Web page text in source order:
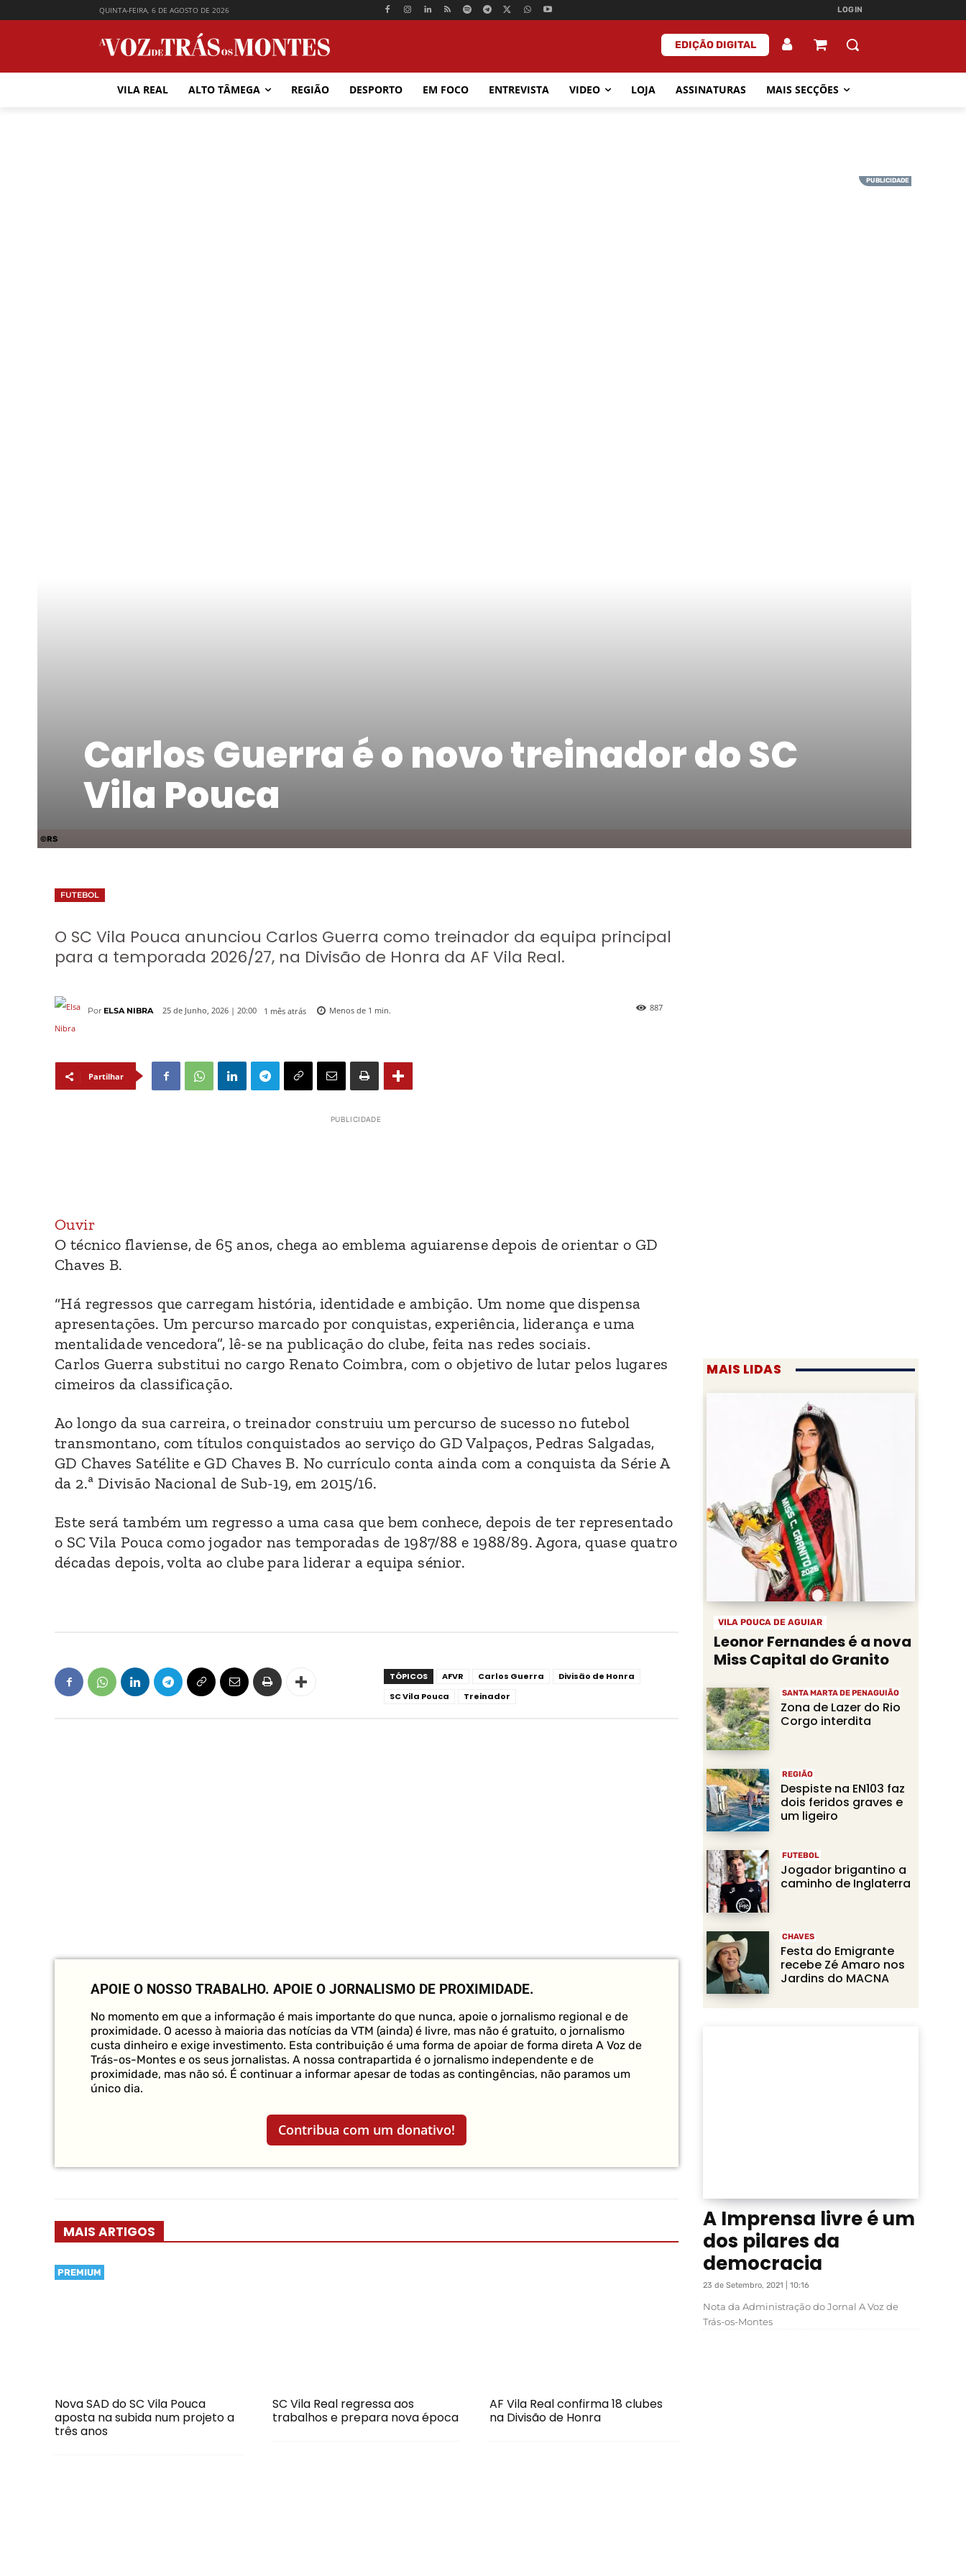
QUINTA-FEIRA, 6 DE AGOSTO DE 2026 LOGIN
EDIÇÃO DIGITAL
VILA REAL ALTO TÂMEGA REGIÃO DESPORTO EM FOCO ENTREVISTA VIDEO LOJA ASSINATURAS MAIS SECÇÕES
©RS
Carlos Guerra é o novo treinador do SC
Vila Pouca
FUTEBOL
O SC Vila Pouca anunciou Carlos Guerra como treinador da equipa principal
para a temporada 2026/27, na Divisão de Honra da AF Vila Real.
Por ELSA NIBRA 25 de Junho, 2026 | 20:00 1 mês atrás Menos de 1 min. 887
Partilhar
PUBLICIDADE
Ouvir
O técnico flaviense, de 65 anos, chega ao emblema aguiarense depois de orientar o GD
Chaves B.
“Há regressos que carregam história, identidade e ambição. Um nome que dispensa
apresentações. Um percurso marcado por conquistas, experiência, liderança e uma
mentalidade vencedora”, lê-se na publicação do clube, feita nas redes sociais.
Carlos Guerra substitui no cargo Renato Coimbra, com o objetivo de lutar pelos lugares
cimeiros da classificação.
Ao longo da sua carreira, o treinador construiu um percurso de sucesso no futebol
transmontano, com títulos conquistados ao serviço do GD Valpaços, Pedras Salgadas,
GD Chaves Satélite e GD Chaves B. No currículo conta ainda com a conquista da Série A
da 2.ª Divisão Nacional de Sub-19, em 2015/16.
Este será também um regresso a uma casa que bem conhece, depois de ter representado
o SC Vila Pouca como jogador nas temporadas de 1987/88 e 1988/89. Agora, quase quatro
décadas depois, volta ao clube para liderar a equipa sénior.
TÓPICOS AFVR Carlos Guerra
Divisão de Honra
SC Vila Pouca
Treinador
APOIE O NOSSO TRABALHO. APOIE O JORNALISMO DE PROXIMIDADE.
No momento em que a informação é mais importante do que nunca, apoie o jornalismo regional e de
proximidade. O acesso à maioria das notícias da VTM (ainda) é livre, mas não é gratuito, o jornalismo
custa dinheiro e exige investimento. Esta contribuição é uma forma de apoiar de forma direta A Voz de
Trás-os-Montes e os seus jornalistas. A nossa contrapartida é o jornalismo independente e de
proximidade, mas não só. É continuar a informar apesar de todas as contingências, não paramos um
único dia.
Contribua com um donativo!
MAIS ARTIGOS
PREMIUM
Nova SAD do SC Vila Pouca
aposta na subida num projeto a
três anos
SC Vila Real regressa aos
trabalhos e prepara nova época
AF Vila Real confirma 18 clubes
na Divisão de Honra
MAIS LIDAS
VILA POUCA DE AGUIAR
Leonor Fernandes é a nova
Miss Capital do Granito
SANTA MARTA DE PENAGUIÃO
Zona de Lazer do Rio
Corgo interdita
REGIÃO
Despiste na EN103 faz
dois feridos graves e
um ligeiro
FUTEBOL
Jogador brigantino a
caminho de Inglaterra
CHAVES
Festa do Emigrante
recebe Zé Amaro nos
Jardins do MACNA
A Imprensa livre é um
dos pilares da
democracia
23 de Setembro, 2021 | 10:16
Nota da Administração do Jornal A Voz de
Trás-os-Montes